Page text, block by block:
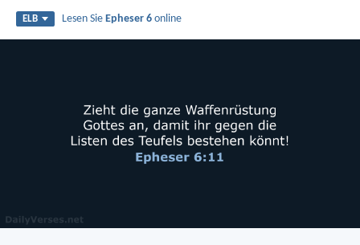
ELB Lesen SieEpheser 6 online